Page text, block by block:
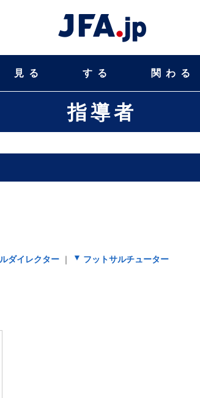
見る する 関わる
指導者
ダイレクター ｜ フットサルチューター